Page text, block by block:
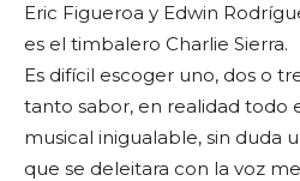
Eric Figueroa y Edwin
es el timbalero Charlie Sierra.
Es difícil escoger uno, dos o
tanto sabor, en realidad todo
musical inigualable, sin duda
que se deleitara con la voz